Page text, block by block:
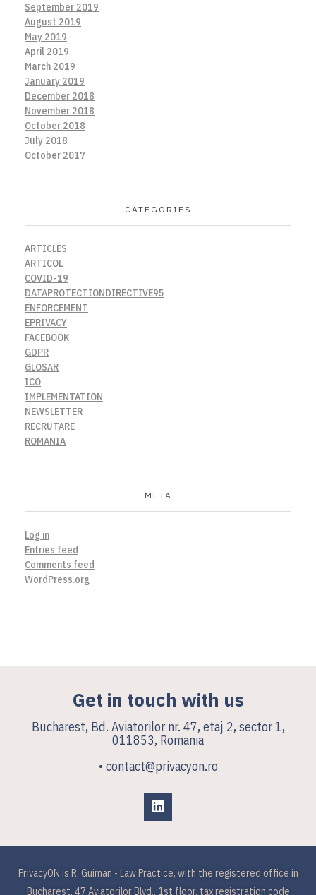
September 2019
August 2019
May 2019
April 2019
March 2019
January 2019
December 2018
November 2018
October 2018
July 2018
October 2017
CATEGORIES
ARTICLES
ARTICOL
COVID-19
DATAPROTECTIONDIRECTIVE95
ENFORCEMENT
EPRIVACY
FACEBOOK
GDPR
GLOSAR
ICO
IMPLEMENTATION
NEWSLETTER
RECRUTARE
ROMANIA
META
Log in
Entries feed
Comments feed
WordPress.org
Get in touch with us
Bucharest, Bd. Aviatorilor nr. 47, etaj 2, sector 1,
011853, Romania
• contact@privacyon.ro
PrivacyON is R. Guiman - Law Practice, with the registered office in
Bucharest, 47 Aviatorilor Blvd., 1st floor, tax registration code